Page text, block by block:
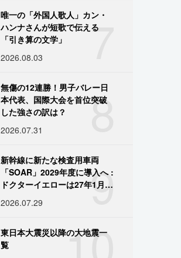
7
唯一の「外国人歌人」カン・
ハンナさんが短歌で伝える
「引き算の文学」
2026.08.03
8
無傷の12連勝！男子バレー日
本代表、国際大会を首位突破
した強さの訳は？
2026.07.31
9
新幹線に新たな検査用車両
「SOAR」2029年度に導入へ :
ドクターイエローは27年1月に
2026.07.29
10
東日本大震災以降の大地震一
覧